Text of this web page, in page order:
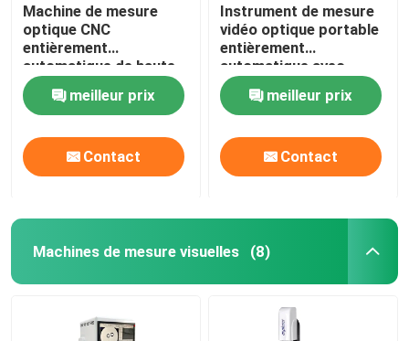
Machine de mesure
optique CNC
entièrement
automatique de haute
précision avec
matériau en granit pour
applications
industrielles
meilleur prix
Contact
Instrument de mesure
vidéo optique portable
entièrement
automatique avec
haute précision
3+L/200μm pour la
mesure de contour
CNC
meilleur prix
Contact
Machines de mesure visuelles (8)